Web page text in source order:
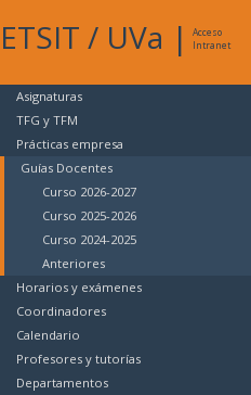
ETSIT / UVa |
Acceso
Intranet
Asignaturas
TFG y TFM
Prácticas empresa
Guías Docentes
Curso 2026-2027
Curso 2025-2026
Curso 2024-2025
Anteriores
Horarios y exámenes
Coordinadores
Calendario
Profesores y tutorías
Departamentos